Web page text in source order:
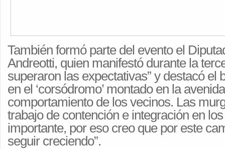
También formó parte del evento el
Andreotti, quien manifestó durante la
superaron las expectativas” y destacó el
en el ‘corsódromo’ montado en la
comportamiento de los vecinos. Las
trabajo de contención e integración en
importante, por eso creo que por este
seguir creciendo”.